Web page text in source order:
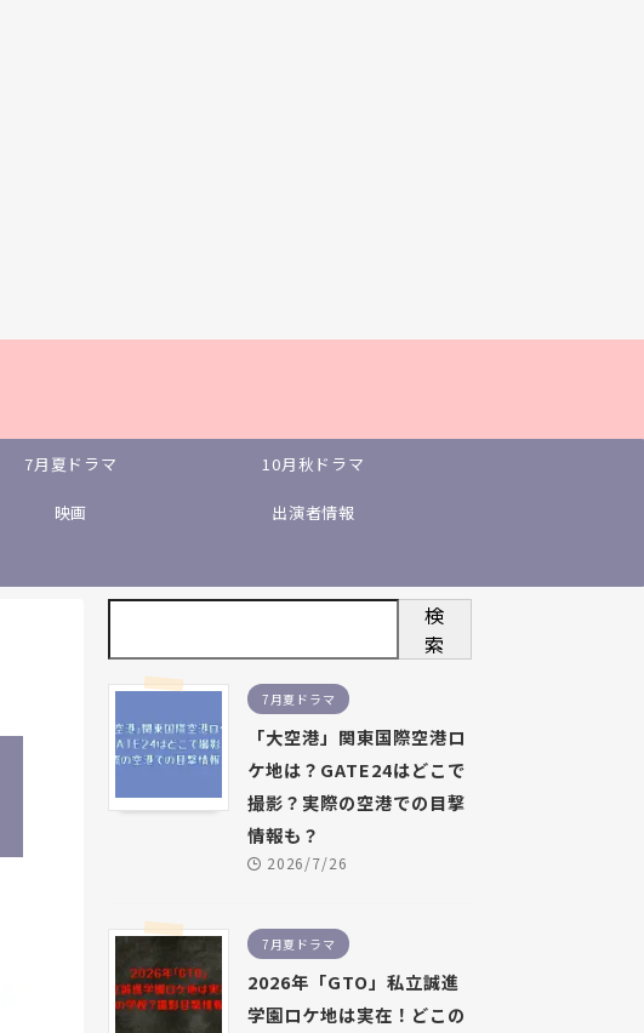
7月夏ドラマ 10月秋ドラマ
映画 出演者情報
検
索
7月夏ドラマ
「大空港」関東国際空港ロ
ケ地は？GATE24はどこで
撮影？実際の空港での目撃
情報も？
2026/7/26
7月夏ドラマ
2026年「GTO」私立誠進
学園ロケ地は実在！どこの